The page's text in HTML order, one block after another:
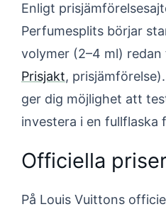
Enligt
Perfumesplits börjar
volymer (2–4 ml) redan
Prisjakt,
ger dig möjlighet att
investera i en fullflaska
Officiella
På Louis Vuittons